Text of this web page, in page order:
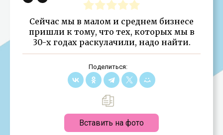
Сейчас мы в малом и среднем бизнесе
пришли к тому, что тех, которых мы в
30-х годах раскулачили, надо найти.
Поделиться:
Вставить на фото